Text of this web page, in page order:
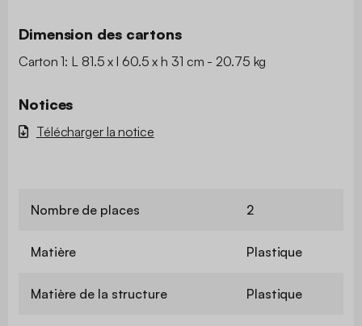
Dimension des cartons
Carton 1: L 81.5 x l 60.5 x h 31 cm - 20.75 kg
Notices
Télécharger la notice
Nombre de places 2
Matière Plastique
Matière de la structure Plastique